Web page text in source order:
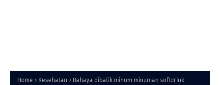
Home Kesehatan
Bahaya dibalik minum minuman softdrink